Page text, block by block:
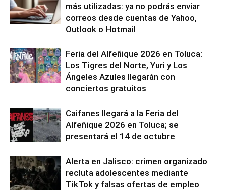
más utilizadas: ya no podrás enviar
correos desde cuentas de Yahoo,
Outlook o Hotmail
Feria del Alfeñique 2026 en Toluca:
Los Tigres del Norte, Yuri y Los
Ángeles Azules llegarán con
conciertos gratuitos
Caifanes llegará a la Feria del
Alfeñique 2026 en Toluca; se
presentará el 14 de octubre
Alerta en Jalisco: crimen organizado
recluta adolescentes mediante
TikTok y falsas ofertas de empleo